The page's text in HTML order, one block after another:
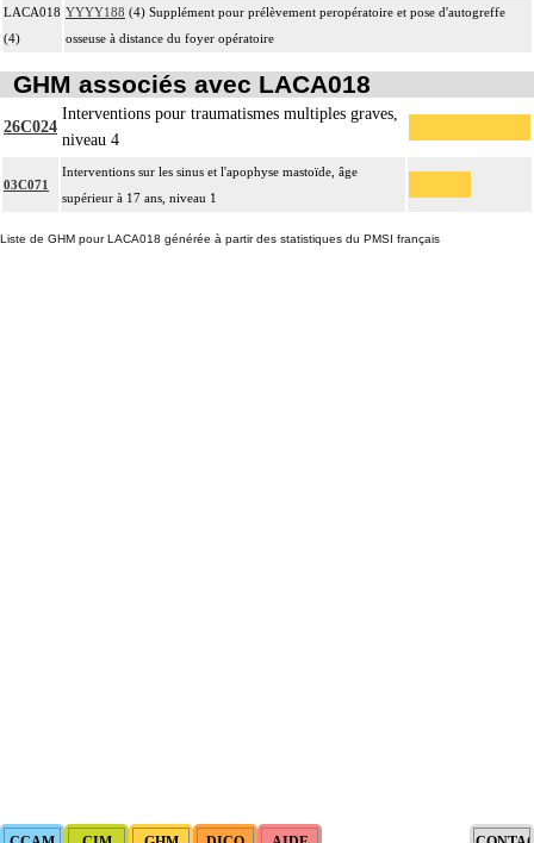
LACA018
(4)
YYYY188 (4) Supplément pour prélèvement peropératoire et pose d'autogreffe
osseuse à distance du foyer opératoire
GHM associés avec LACA018
26C024
Interventions pour traumatismes multiples graves,
niveau 4
03C071
Interventions sur les sinus et l'apophyse mastoïde, âge
supérieur à 17 ans, niveau 1
Liste de GHM pour LACA018 générée à partir des statistiques du PMSI français